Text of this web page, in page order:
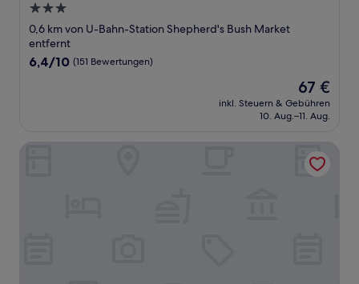
3.0-
Sterne-
Unterkunft
0,6 km von U-Bahn-Station Shepherd's Bush Market
entfernt
6.4
6,4/10 (151 Bewertungen)
Der
Preis
beträgt
67 €
inkl. Steuern & Gebühren
10. Aug.–11. Aug.